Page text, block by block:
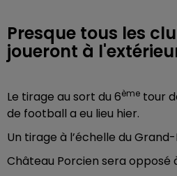
Presque tous les
joueront à
Le tirage au sort du 6ème tour
de football a eu lieu hier.
Un tirage à l’échelle du Grand-
Château Porcien sera opposé